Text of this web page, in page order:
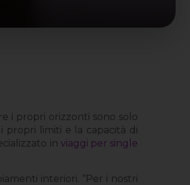
i propri orizzonti sono solo
propri limiti e la capacità di
in viaggi per single
interiori. “Per i nostri